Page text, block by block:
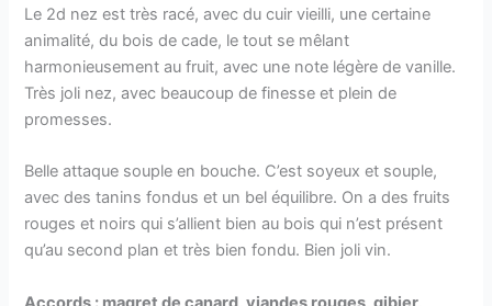
Le 2d nez est très racé, avec du cuir vieilli, une certaine
animalité, du bois de cade, le tout se mêlant
harmonieusement au fruit, avec une note légère de vanille.
Très joli nez, avec beaucoup de finesse et plein de
promesses.
Belle attaque souple en bouche. C’est soyeux et souple,
avec des tanins fondus et un bel équilibre. On a des fruits
rouges et noirs qui s’allient bien au bois qui n’est présent
qu’au second plan et très bien fondu. Bien joli vin.